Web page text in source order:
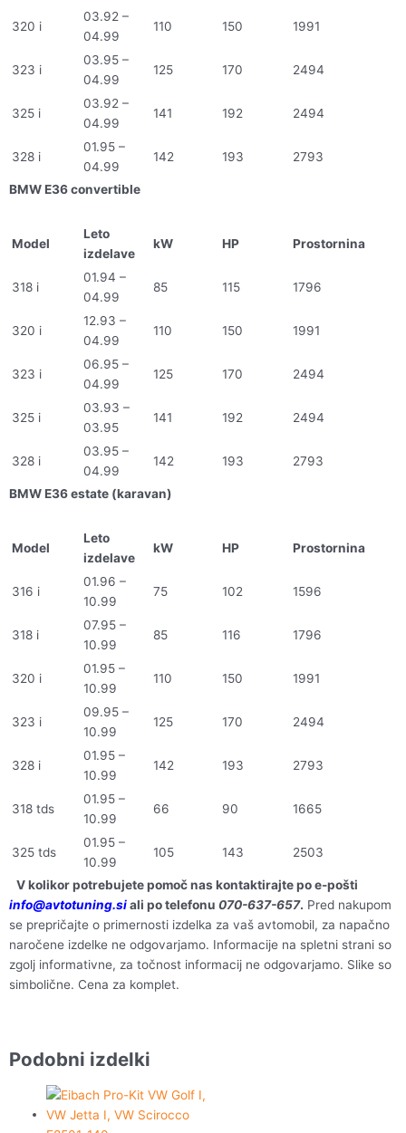
320 i
03.92 –
04.99
110 150 1991
323 i
03.95 –
04.99
125 170 2494
325 i
03.92 –
04.99
141 192 2494
328 i
01.95 –
04.99
142 193 2793
BMW E36 convertible
Model
Leto
izdelave
kW HP Prostornina
318 i
01.94 –
04.99
85 115 1796
320 i
12.93 –
04.99
110 150 1991
323 i
06.95 –
04.99
125 170 2494
325 i
03.93 –
03.95
141 192 2494
328 i
03.95 –
04.99
142 193 2793
BMW E36 estate (karavan)
Model
Leto
izdelave
kW HP Prostornina
316 i
01.96 –
10.99
75 102 1596
318 i
07.95 –
10.99
85 116 1796
320 i
01.95 –
10.99
110 150 1991
323 i
09.95 –
10.99
125 170 2494
328 i
01.95 –
10.99
142 193 2793
318 tds
01.95 –
10.99
66 90 1665
325 tds
01.95 –
10.99
105 143 2503
V kolikor potrebujete pomoč nas kontaktirajte po e-pošti
info@avtotuning.siali po telefonu 070-637-657. Pred nakupom
se prepričajte o primernosti izdelka za vaš avtomobil, za napačno
naročene izdelke ne odgovarjamo. Informacije na spletni strani so
zgolj informativne, za točnost informacij ne odgovarjamo. Slike so
simbolične. Cena za komplet.
Podobni izdelki